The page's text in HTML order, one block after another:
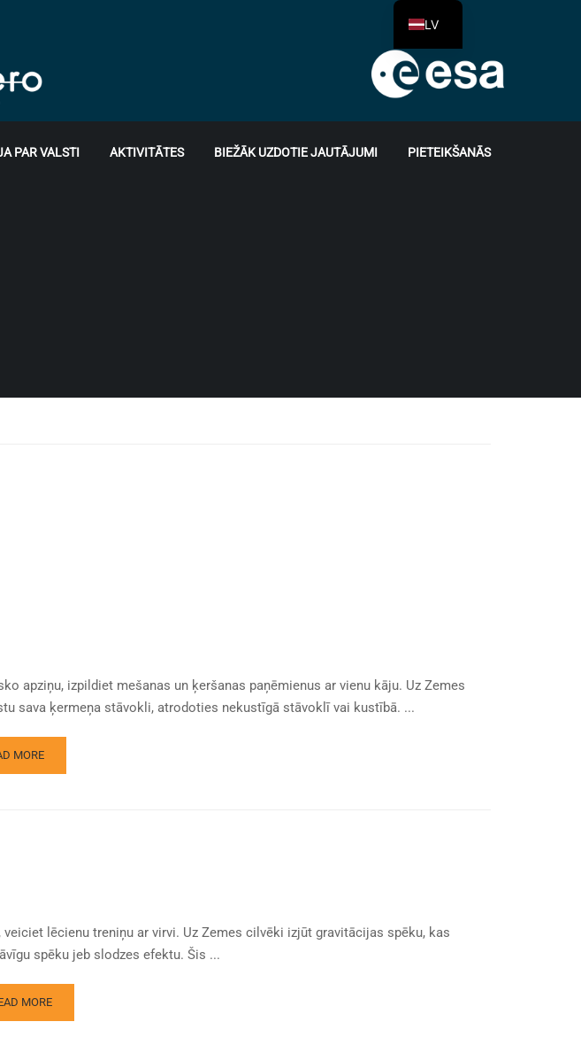
PAR VALSTI AKTIVITĀTES BIEŽĀK UZDOTIE JAUTĀJUMI PIETEIKŠANĀS
apziņu, izpildiet mešanas un ķeršanas paņēmienus ar vienu kāju. Uz Zemes
sava ķermeņa stāvokli, atrodoties nekustīgā stāvoklī vai kustībā. ...
MORE
lēcienu treniņu ar virvi. Uz Zemes cilvēki izjūt gravitācijas spēku, kas
spēku jeb slodzes efektu. Šis ...
MORE
LV